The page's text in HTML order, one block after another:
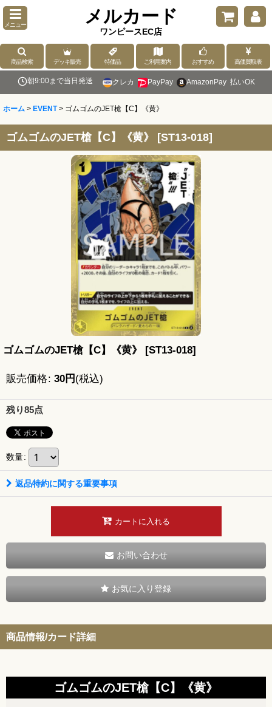
メニュー メルカード
ワンピースEC店
商品検索 デッキ販売 特価品 ご利用案内 おすすめ 高価買取表
朝9:00まで当日発送 クレカ PayPay AmazonPay 払いOK
ホーム > EVENT > ゴムゴムのJET槍【C】《黄》
ゴムゴムのJET槍【C】《黄》 [ST13-018]
ゴムゴムのJET槍【C】《黄》 [ST13-018]
販売価格: 30円 (税込)
残り85点
数量:
返品特約に関する重要事項
カートに入れる
お問い合わせ
お気に入り登録
商品情報/カード詳細
ゴムゴムのJET槍【C】《黄》